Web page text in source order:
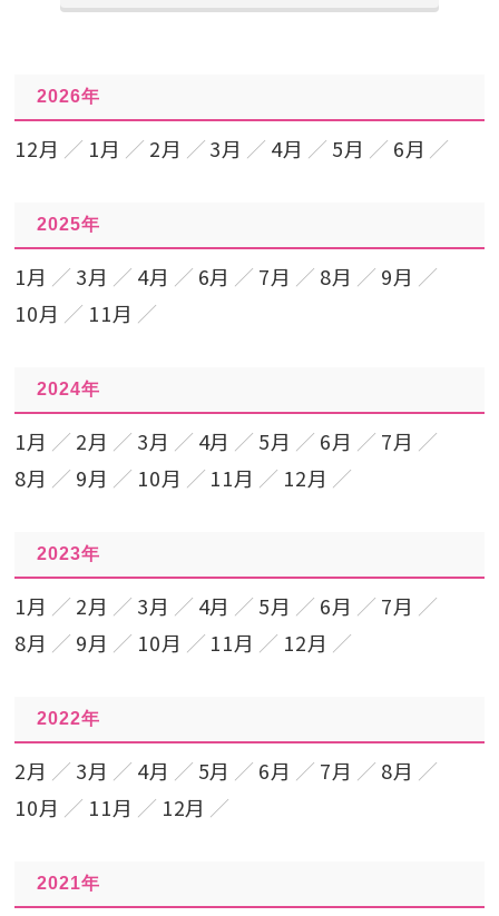
2026年
12月 1月 2月 3月 4月 5月 6月
2025年
1月 3月 4月 6月 7月 8月
9月
10月
11月
2024年
1月 2月 3月 4月 5月 6月
7月
8月
9月 10月 11月 12月
2023年
1月 2月 3月 4月 5月 6月
7月
8月
9月 10月 11月 12月
2022年
2月 3月 4月 5月 6月 7月
8月
10月
11月 12月
2021年